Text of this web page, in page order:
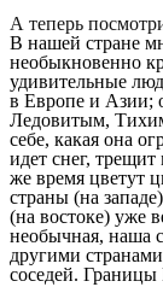
А теперь
В нашей стране
необыкновенно
удивительные
в Европе и Азии;
Ледовитым,
себе, какая она
идет снег,
же время цветут
страны (на
(на востоке) уже
необычная, наша
другими
соседей.